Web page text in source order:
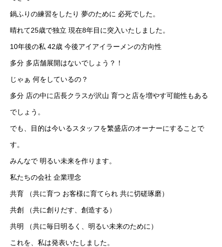
鍋ふりの練習をしたり 夢のために 必死でした。
晴れて25歳で独立 現在8年目に突入いたしました。
10年後の私 42歳 今後アイアイラーメンの方向性
多分 多店舗展開はないでしょう？！
じゃぁ 何をしているの？
多分 店の中に店長クラスが沢山 育つと店を増やす可能性もある
でしょう。
でも、目的は今いるスタッフを繁盛店のオーナーにすることで
す。
みんなで 明るい未来を作ります。
私たちの会社 企業理念
共育 （共に育つ お客様に育てられ 共に切磋琢磨）
共創 （共に創りだす、創造する）
共明 （共に毎日明るく、明るい未来のために）
これを、私は発表いたしました。